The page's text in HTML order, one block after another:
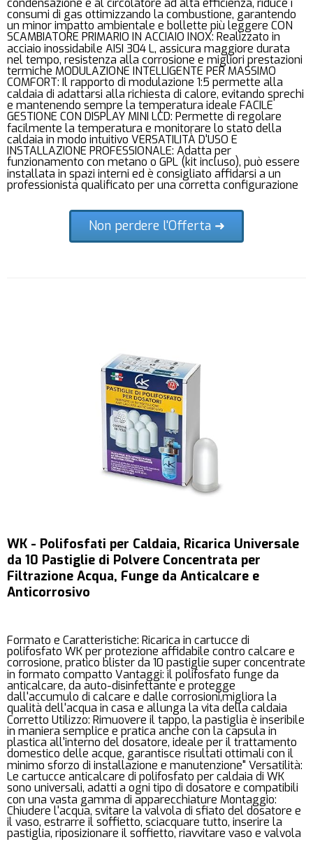
consumi di gas ottimizzando la combustione, garantendo
un minor impatto ambientale e bollette più leggere CON
SCAMBIATORE PRIMARIO IN ACCIAIO INOX: Realizzato in
acciaio inossidabile AISI 304 L, assicura maggiore durata
nel tempo, resistenza alla corrosione e migliori prestazioni
termiche MODULAZIONE INTELLIGENTE PER MASSIMO
COMFORT: Il rapporto di modulazione 1:5 permette alla
caldaia di adattarsi alla richiesta di calore, evitando sprechi
e mantenendo sempre la temperatura ideale FACILE
GESTIONE CON DISPLAY MINI LCD: Permette di regolare
facilmente la temperatura e monitorare lo stato della
caldaia in modo intuitivo VERSATILITÀ D'USO E
INSTALLAZIONE PROFESSIONALE: Adatta per
funzionamento con metano o GPL (kit incluso), può essere
installata in spazi interni ed è consigliato affidarsi a un
professionista qualificato per una corretta configurazione
Non perdere l'Offerta ➜
WK - Polifosfati per Caldaia, Ricarica Universale
da 10 Pastiglie di Polvere Concentrata per
Filtrazione Acqua, Funge da Anticalcare e
Anticorrosivo
Formato e Caratteristiche: Ricarica in cartucce di
polifosfato WK per protezione affidabile contro calcare e
corrosione, pratico blister da 10 pastiglie super concentrate
in formato compatto Vantaggi: il polifosfato funge da
anticalcare, da auto-disinfettante e protegge
dall'accumulo di calcare e dalle corrosioni,migliora la
qualità dell'acqua in casa e allunga la vita della caldaia
Corretto Utilizzo: Rimuovere il tappo, la pastiglia è inseribile
in maniera semplice e pratica anche con la capsula in
plastica all'interno del dosatore, ideale per il trattamento
domestico delle acque, garantisce risultati ottimali con il
minimo sforzo di installazione e manutenzione" Versatilità:
Le cartucce anticalcare di polifosfato per caldaia di WK
sono universali, adatti a ogni tipo di dosatore e compatibili
con una vasta gamma di apparecchiature Montaggio:
Chiudere l'acqua, svitare la valvola di sfiato del dosatore e
il vaso, estrarre il soffietto, sciacquare tutto, inserire la
pastiglia, riposizionare il soffietto, riavvitare vaso e valvola